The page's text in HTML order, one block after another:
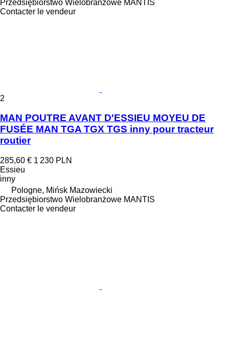
Przedsiębiorstwo Wielobranżowe MANTIS
Contacter le vendeur
2
MAN POUTRE AVANT D'ESSIEU MOYEU DE
FUSÉE MAN TGA TGX TGS inny pour tracteur
routier
285,60 € 1 230 PLN
Essieu
inny
Pologne, Mińsk Mazowiecki
Przedsiębiorstwo Wielobranżowe MANTIS
Contacter le vendeur